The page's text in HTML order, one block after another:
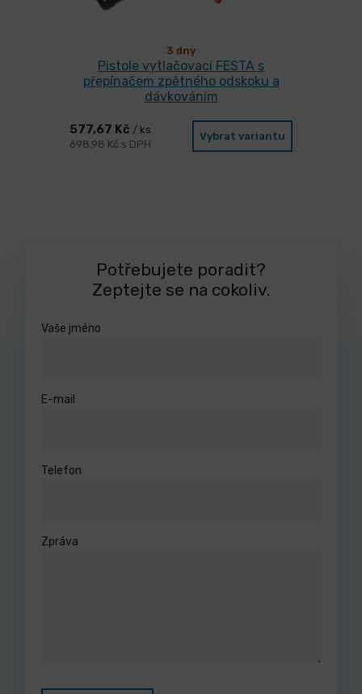
3 dny
Pistole vytlačovací FESTA s
přepínačem zpětného odskoku a
dávkováním
577,67 Kč / ks
698,98 Kč s DPH
Vybrat variantu
Potřebujete poradit?
Zeptejte se na cokoliv.
Vaše jméno
E-mail
Telefon
Zpráva